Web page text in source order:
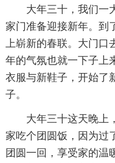
大年三十，我们一
家门准备迎接新年。到
上崭新的春联。大门
年的气氛也就一下子上
衣服与新鞋子，开始了
子。
大年三十这天晚上
家吃个团圆饭，因为过
团圆一回，享受家的温